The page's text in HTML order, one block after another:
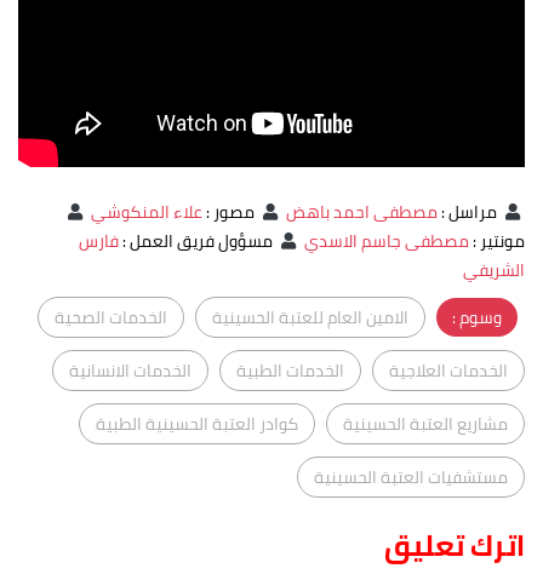
مراسل:مصطفى احمد باهض مصور:علاء المنكوشي
مونتير:مصطفى جاسم الاسدي مسؤول فريق العمل:فارس
الشريفي
وسوم :
الامين العام للعتبة الحسينية
الخدمات الصحية
الخدمات العلاجية
الخدمات الطبية
الخدمات الانسانية
مشاريع العتبة الحسينية
كوادر العتبة الحسينية الطبية
مستشفيات العتبة الحسينية
اترك تعليق